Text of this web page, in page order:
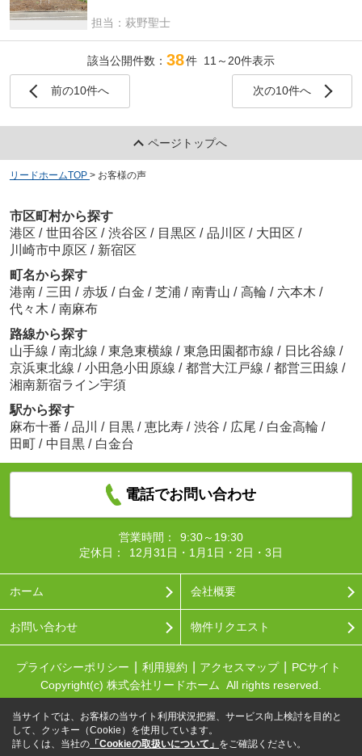
担当：萩野聖士
該当公開件数： 38件 11～20件表示
前の10件へ 次の10件へ
ページトップへ
リードホームTOP > お客様の声
市区町村から探す
港区 / 世田谷区 / 渋谷区 / 目黒区 / 品川区 / 大田区 /
川崎市中原区 / 新宿区
町名から探す
港南 / 三田 / 赤坂 / 白金 / 芝浦 / 南青山 / 高輪 / 六本木 /
代々木 / 南麻布
路線から探す
山手線 / 南北線 / 東急東横線 / 東急田園都市線 / 日比谷線 /
京浜東北線 / 小田急小田原線 / 都営大江戸線 / 都営三田線 /
湘南新宿ライン宇須
駅から探す
麻布十番 / 品川 / 目黒 / 恵比寿 / 渋谷 / 広尾 / 白金高輪 /
田町 / 中目黒 / 白金台
電話でお問い合わせ
営業時間：
9:30～19:30
定休日：
12月31日・1月1日・2日・3日
ホーム 会社概要
お問い合わせ 物件リクエスト
プライバシーポリシー 利用規約 アクセスマップ
PCサイト
Copyright(c) 株式会社リードホーム All rights reserved.
当サイトでは、お客様の当サイト利用状況把握、サービス向上検討を目的と
して、クッキー（Cookie）を使用しています。
詳しくは、当社の 「Cookieの取扱いについて」 をご確認ください。